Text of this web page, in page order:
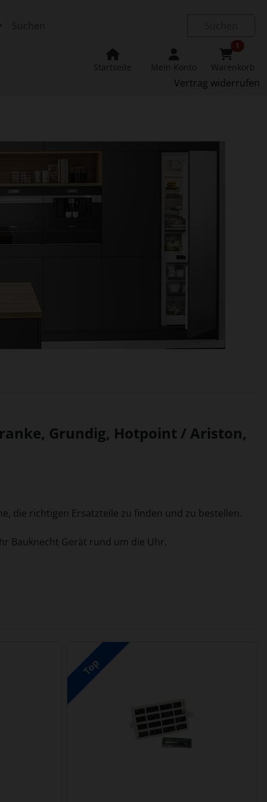
Startseite Mein Konto
1
Warenkorb
Vertrag widerrufen
Grundig, Hotpoint / Ariston,
die richtigen Ersatzteile zu finden und zu bestellen.
Bauknecht Gerät rund um die Uhr.
Artikeln.
Top